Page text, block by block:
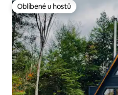
Oblíbené u hostů
Oblíbené u hostů